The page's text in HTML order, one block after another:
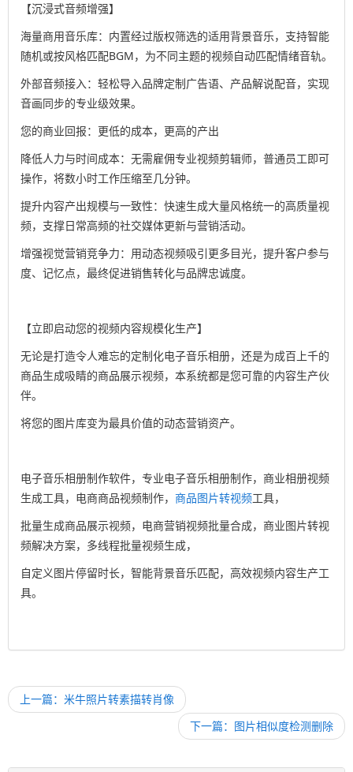
【沉浸式音频增强】
海量商用音乐库：内置经过版权筛选的适用背景音乐，支持智能
随机或按风格匹配BGM，为不同主题的视频自动匹配情绪音轨。
外部音频接入：轻松导入品牌定制广告语、产品解说配音，实现
音画同步的专业级效果。
您的商业回报：更低的成本，更高的产出
降低人力与时间成本：无需雇佣专业视频剪辑师，普通员工即可
操作，将数小时工作压缩至几分钟。
提升内容产出规模与一致性：快速生成大量风格统一的高质量视
频，支撑日常高频的社交媒体更新与营销活动。
增强视觉营销竞争力：用动态视频吸引更多目光，提升客户参与
度、记忆点，最终促进销售转化与品牌忠诚度。
【立即启动您的视频内容规模化生产】
无论是打造令人难忘的定制化电子音乐相册，还是为成百上千的
商品生成吸睛的商品展示视频，本系统都是您可靠的内容生产伙
伴。
将您的图片库变为最具价值的动态营销资产。
电子音乐相册制作软件，专业电子音乐相册制作，商业相册视频
生成工具，电商商品视频制作， 商品图片转视频工具，
批量生成商品展示视频，电商营销视频批量合成，商业图片转视
频解决方案，多线程批量视频生成，
自定义图片停留时长，智能背景音乐匹配，高效视频内容生产工
具。
上一篇：米牛照片转素描转肖像
下一篇：图片相似度检测删除